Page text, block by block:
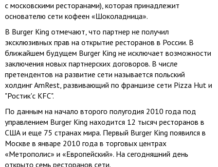
с московскими ресторанами), которая принадлежит
основателю сети кофеен «Шоколадница».
В Burger King отмечают, что партнер не получил
эксклюзивных прав на открытие ресторанов в России. В
ближайшем будущем Burger King не исключает возможности
заключения новых партнерских договоров. В числе
претендентов на развитие сети называется польский
холдинг AmRest, развивающий по франшизе сети Pizza Hut и
"Ростик'с KFC".
По данным на начало второго полугодия 2010 года под
управлением Burger King находится 12 тысяч ресторанов в
США и еще 75 странах мира. Первый Burger King появился в
Москве в январе 2010 года в торговых центрах
«Метрополис» и «Европейский». На сегодняшний день
открыто семь ресторанов сети.